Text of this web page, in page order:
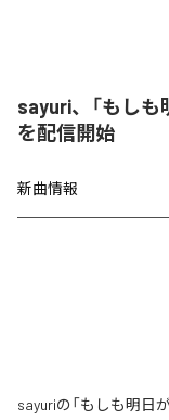
sayuri、「もし
を配信開始
新曲情報
sayuriの「もしも明日